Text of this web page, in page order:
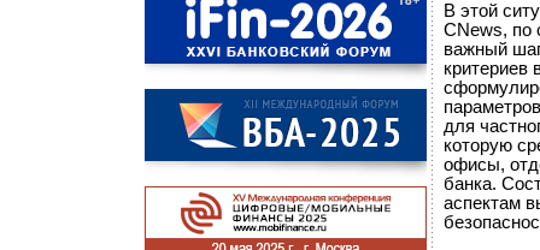
В этой
CNews, по
важный
критериев
для
которую
офисы,
банка.
аспектам